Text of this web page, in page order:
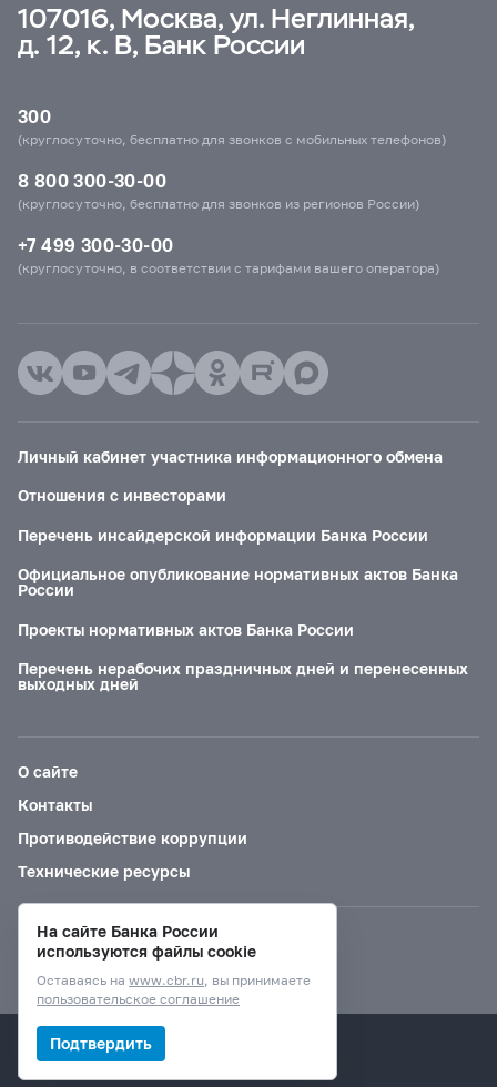
107016, Москва, ул. Неглинная,
д. 12, к. В, Банк России
300
(круглосуточно, бесплатно для звонков с мобильных телефонов)
8 800 300-30-00
(круглосуточно, бесплатно для звонков из регионов России)
+7 499 300-30-00
(круглосуточно, в соответствии с тарифами вашего оператора)
Личный кабинет участника информационного обмена
Отношения с инвесторами
Перечень инсайдерской информации Банка России
Официальное опубликование нормативных актов Банка
России
Проекты нормативных актов Банка России
Перечень нерабочих праздничных дней и перенесенных
выходных дней
О сайте
Контакты
Противодействие коррупции
Технические ресурсы
Версия для слабовидящих
© Банк России, 2000–2026.
На сайте Банка России
используются файлы cookie
Оставаясь на www.cbr.ru, вы принимаете
пользовательское соглашение
Подтвердить